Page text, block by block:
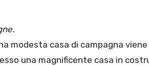
modesta casa di campagna viene
una magnificente casa in